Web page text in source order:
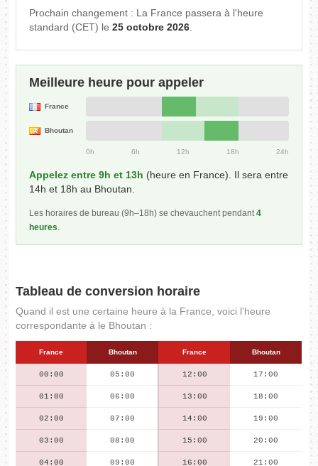
Prochain changement : La France passera à l'heure
standard (CET) le25 octobre 2026.
Meilleure heure pour appeler
France
Bhoutan
0h 6h 12h 18h 24h
Appelez entre 9h et 13h (heure en France). Il sera entre
14h et 18h au Bhoutan.
Les horaires de bureau (9h–18h) se chevauchent pendant4
heures.
Tableau de conversion horaire
Quand il est une certaine heure à la France, voici l'heure
correspondante à le Bhoutan :
France Bhoutan France Bhoutan
00:00 05:00 12:00 17:00
01:00 06:00 13:00 18:00
02:00 07:00 14:00 19:00
03:00 08:00 15:00 20:00
04:00 09:00 16:00 21:00